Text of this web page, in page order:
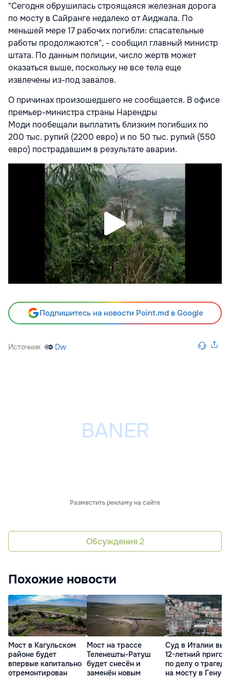
"Сегодня обрушилась строящаяся железная дорога
по мосту в Сайранге недалеко от Аиджала. По
меньшей мере 17 рабочих погибли: спасательные
работы продолжаются", - сообщил главный министр
штата. По данным полиции, число жертв может
оказаться выше, поскольку не все тела еще
извлечены из-под завалов.
О причинах произошедшего не сообщается. В офисе
премьер-министра страны Нарендры
Моди пообещали выплатить близким погибших по
200 тыс. рупий (2200 евро) и по 50 тыс. рупий (550
евро) пострадавшим в результате аварии.
Подпишитесь на новости Point.md в Google
Источник Dw
Разместить рекламу на сайте
Обсуждения 2
Похожие новости
Мост в Кагульском
районе будет
впервые капитально
отремонтирован
Мост на трассе
Теленешты-Ратуш
будет снесён и
заменён новым
Суд в Италии
12-летний
по делу о
на мосту в Генуе